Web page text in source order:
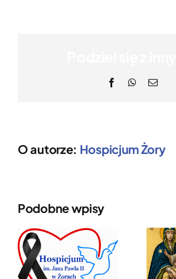
FacebookWhatsApp
Email
O autorze: Hospicjum Żory
Podobne wpisy